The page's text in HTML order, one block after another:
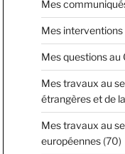
Mes
Mes interventions
Mes questions au
Mes travaux au
étrangères et de
Mes travaux au
européennes(70)